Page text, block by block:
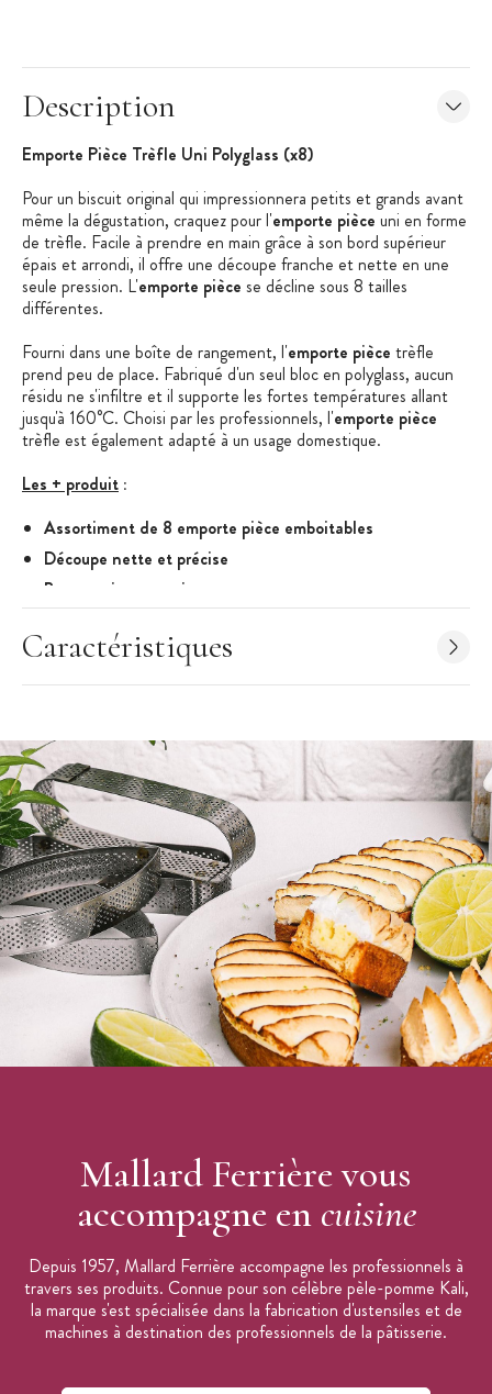
Description
Emporte Pièce Trèfle Uni Polyglass (x8)
Pour un biscuit original qui impressionnera petits et grands avant
même la dégustation, craquez pour l'emporte pièce uni en forme
de trèfle. Facile à prendre en main grâce à son bord supérieur
épais et arrondi, il offre une découpe franche et nette en une
seule pression. L'emporte pièce se décline sous 8 tailles
différentes.
Fourni dans une boîte de rangement, l'emporte pièce trèfle
prend peu de place. Fabriqué d'un seul bloc en polyglass, aucun
résidu ne s'infiltre et il supporte les fortes températures allant
jusqu'à 160°C. Choisi par les professionnels, l'emporte pièce
trèfle est également adapté à un usage domestique.
Les + produit :
Assortiment de 8 emporte pièce emboitables
Découpe nette et précise
Bonne prise en main
Caractéristiques des Emporte Pièce
Boîte de 8 emporte pièce en forme de trèfle
Diamètre en cm : 1.8 - 2.8 - 4 - 5 - 6.2 - 7.5 - 9 - 10
En matériau composite Polyglass
Résistant jusqu'à 160°C
Conception monobloc
Conformes aux normes d'hygiène alimentaire
Emporte pièce proposés dans une boîte transparente
Marque : Mallard Ferrière
Caractéristiques
Mallard Ferrière vous
accompagne en cuisine
Depuis 1957, Mallard Ferrière accompagne les professionnels à
travers ses produits. Connue pour son célèbre pèle-pomme Kali,
la marque s'est spécialisée dans la fabrication d'ustensiles et de
machines à destination des professionnels de la pâtisserie.